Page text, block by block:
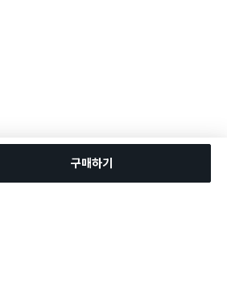
구매하기